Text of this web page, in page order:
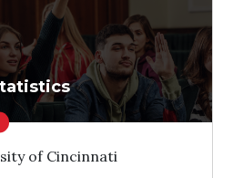
Ghi danh
Tham vấn Interlink
of Cincinnati